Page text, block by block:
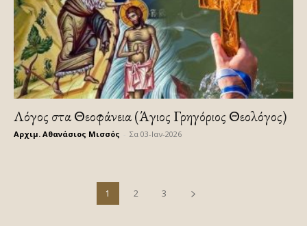
Λόγος στα Θεοφάνεια (Άγιος Γρηγόριος Θεολόγος)
Αρχιμ. Αθανάσιος Μισσός Σα 03-Ιαν-2026
1 2 3